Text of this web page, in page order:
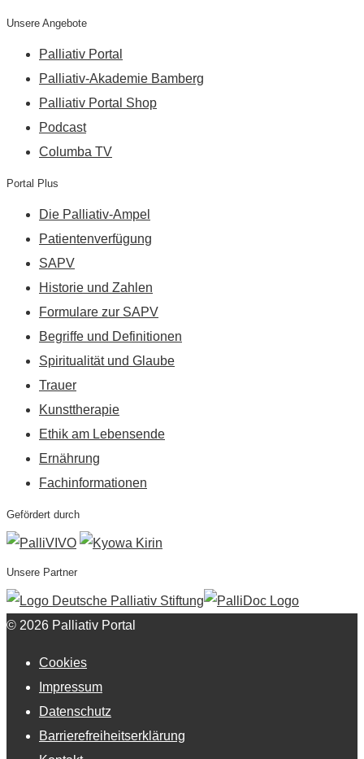
Unsere Angebote
Palliativ Portal
Palliativ-Akademie Bamberg
Palliativ Portal Shop
Podcast
Columba TV
Portal Plus
Die Palliativ-Ampel
Patientenverfügung
SAPV
Historie und Zahlen
Formulare zur SAPV
Begriffe und Definitionen
Spiritualität und Glaube
Trauer
Kunsttherapie
Ethik am Lebensende
Ernährung
Fachinformationen
Gefördert durch
Unsere Partner
© 2026 Palliativ Portal
Cookies
Impressum
Datenschutz
Barrierefreiheitserklärung